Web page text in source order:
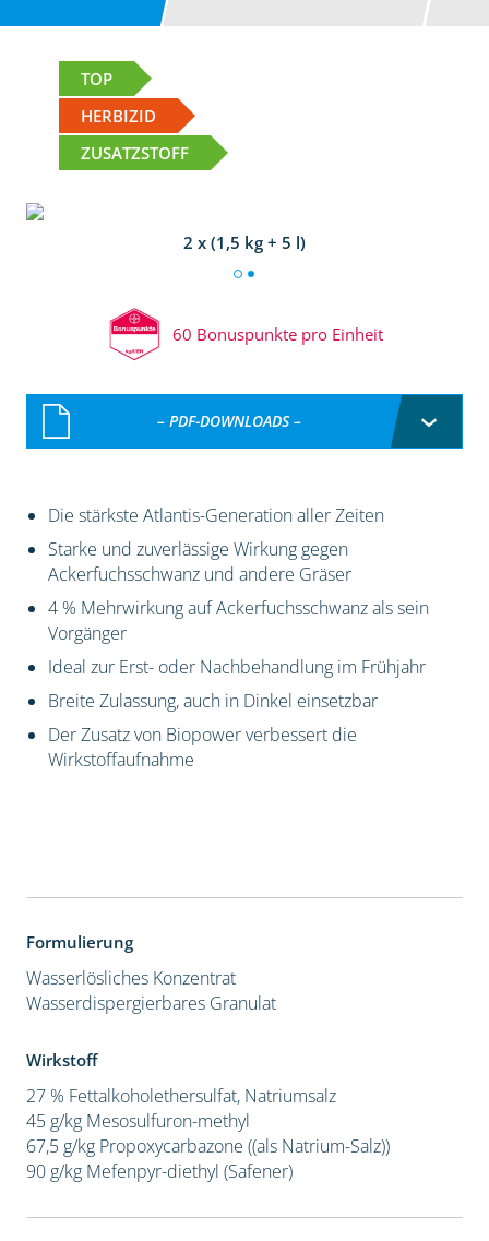
TOP
HERBIZID
ZUSATZSTOFF
2 x (1,5 kg + 5 l)
60 Bonuspunkte pro Einheit
– PDF-DOWNLOADS –
Die stärkste Atlantis-Generation aller Zeiten
Starke und zuverlässige Wirkung gegen
Ackerfuchsschwanz und andere Gräser
4 % Mehrwirkung auf Ackerfuchsschwanz als sein
Vorgänger
Ideal zur Erst- oder Nachbehandlung im Frühjahr
Breite Zulassung, auch in Dinkel einsetzbar
Der Zusatz von Biopower verbessert die
Wirkstoffaufnahme
Formulierung
Wasserlösliches Konzentrat
Wasserdispergierbares Granulat
Wirkstoff
27 % Fettalkoholethersulfat, Natriumsalz
45 g/kg Mesosulfuron-methyl
67,5 g/kg Propoxycarbazone ((als Natrium-Salz))
90 g/kg Mefenpyr-diethyl (Safener)